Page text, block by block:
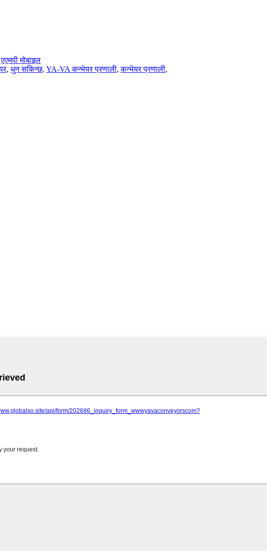
एएमपी मोबाइल
, धुन सकिन्छ, YA-VA कन्भेयर प्रणाली,कन्भेयर प्रणाली,